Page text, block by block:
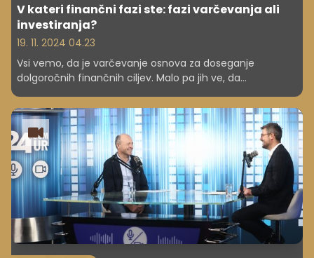
V kateri finančni fazi ste: fazi varčevanja ali
investiranja?
19. 11. 2024 04.23
Vsi vemo, da je varčevanje osnova za doseganje
dolgoročnih finančnih ciljev. Malo pa jih ve, da
varčevanja preiti v fazo investiranja, saj bomo tako lažje
dosegli naše finančne cilje. Drži, da moramo pri
investiranju prevzeti naložbeno tveganje, a je to na dolgi
rok manjše, kot če denar hranimo na banki!